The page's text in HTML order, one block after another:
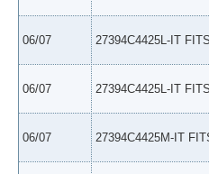
06/07 27394C4425L-IT
06/07 27394C4425L-IT
06/07 27394C4425M-IT